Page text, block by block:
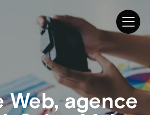
Web, agence